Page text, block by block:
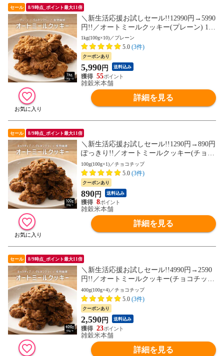
セール 8/9時点_ポイント最大11倍
＼新生活応援お試しセール!!12990円→5990
円!!／オートミールクッキー(プレーン) 1kg
(100g×10袋)※割れ欠けあり ヘルシー ダイ
エット スイーツ 訳アリ 食物繊維豊富 (個
包装) お試し【送料無料】
1kg(100g×10)／プレーン
5.0 (3件)
クーポンあり
5,990円 送料込み
55
雑穀米本舗
詳細を見る
セール 8/9時点_ポイント最大11倍
＼新生活応援お試しセール!!1290円→890円
ぽっきり!!／オートミールクッキー(チョコ
チップ) 100g(100g×1袋)※割れ欠けあり ヘ
ルシー ダイエット スイーツ 訳アリ 食物繊
維豊富 (個包装) お試し【送料無料】
100g(100g×1)／チョコチップ
5.0 (3件)
クーポンあり
890円 送料込み
8
雑穀米本舗
詳細を見る
セール 8/9時点_ポイント最大11倍
＼新生活応援お試しセール!!4990円→2590
円!!／オートミールクッキー(チョコチッ
プ) 400g(100g×4袋)※割れ欠けあり ヘルシ
ー ダイエット スイーツ 訳アリ 食物繊維豊
富 (個包装) お試し【送料無料】
400g(100g×4)／チョコチップ
5.0 (3件)
クーポンあり
2,590円 送料込み
23
雑穀米本舗
詳細を見る